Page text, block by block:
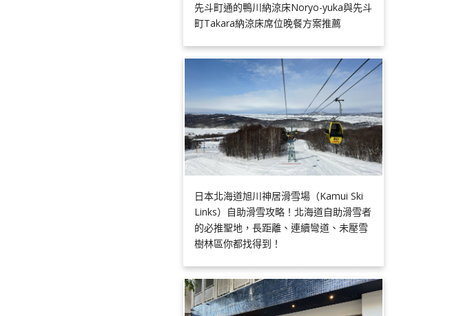
先斗町通的鴨川納涼床Noryo-yuka與先斗
町Takara納涼床席位晚餐方案推薦
日本北海道旭川神居滑雪場（Kamui Ski
Links）自助滑雪攻略！北海道自助滑雪者
的必推聖地，長距離、連續彎道、未壓雪
樹林區你都找得到！